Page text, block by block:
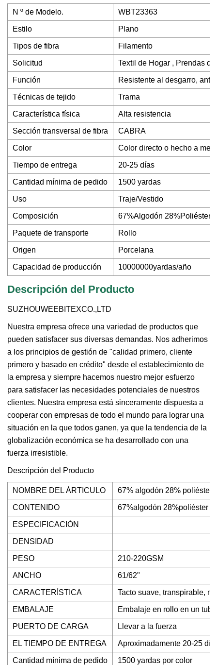
N º de Modelo. WBT23363
Estilo Plano
Tipos de fibra Filamento
Solicitud Textil de Hogar , Prendas
Función Resistente al desgarro,
Técnicas de tejido Trama
Característica física Alta resistencia
Sección transversal de fibra CABRA
Color Color directo o hecho a
Tiempo de entrega 20-25 días
Cantidad mínima de pedido 1500 yardas
Uso Traje/Vestido
Composición 67%Algodón 28%Poliéster
Paquete de transporte Rollo
Origen Porcelana
Capacidad de producción 10000000yardas/año
Descripción del Producto
SUZHOUWEEBITEXCO.,LTD
Nuestra empresa ofrece una variedad de productos que
pueden satisfacer sus diversas demandas. Nos adherimos
a los principios de gestión de "calidad primero, cliente
primero y basado en crédito" desde el establecimiento de
la empresa y siempre hacemos nuestro mejor esfuerzo
para satisfacer las necesidades potenciales de nuestros
clientes. Nuestra empresa está sinceramente dispuesta a
cooperar con empresas de todo el mundo para lograr una
situación en la que todos ganen, ya que la tendencia de la
globalización económica se ha desarrollado con una
fuerza irresistible.
Descripción del Producto
NOMBRE DEL ÁRTICULO 67% algodón 28% poliéster
CONTENIDO 67%algodón 28%poliéster
ESPECIFICACIÓN
DENSIDAD
PESO 210-220GSM
ANCHO 61/62"
CARACTERÍSTICA Tacto suave, transpirable,
EMBALAJE Embalaje en rollo en un
PUERTO DE CARGA Llevar a la fuerza
EL TIEMPO DE ENTREGA Aproximadamente 20-25
Cantidad mínima de pedido 1500 yardas por color